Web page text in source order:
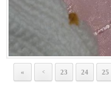
« < 23 24 25